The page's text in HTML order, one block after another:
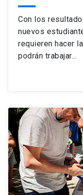
Con los
nuevos
requieren hacer
podrán trabajar…